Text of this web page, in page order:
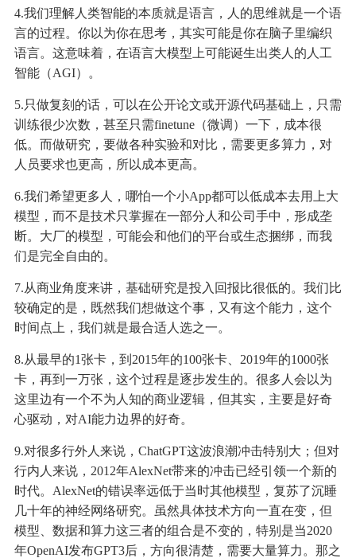
4.我们理解人类智能的本质就是语言，人的思维就是一个语
言的过程。你以为你在思考，其实可能是你在脑子里编织
语言。这意味着，在语言大模型上可能诞生出类人的人工
智能（AGI）。
5.只做复刻的话，可以在公开论文或开源代码基础上，只需
训练很少次数，甚至只需finetune（微调）一下，成本很
低。而做研究，要做各种实验和对比，需要更多算力，对
人员要求也更高，所以成本更高。
6.我们希望更多人，哪怕一个小App都可以低成本去用上大
模型，而不是技术只掌握在一部分人和公司手中，形成垄
断。大厂的模型，可能会和他们的平台或生态捆绑，而我
们是完全自由的。
7.从商业角度来讲，基础研究是投入回报比很低的。我们比
较确定的是，既然我们想做这个事，又有这个能力，这个
时间点上，我们就是最合适人选之一。
8.从最早的1张卡，到2015年的100张卡、2019年的1000张
卡，再到一万张，这个过程是逐步发生的。很多人会以为
这里边有一个不为人知的商业逻辑，但其实，主要是好奇
心驱动，对AI能力边界的好奇。
9.对很多行外人来说，ChatGPT这波浪潮冲击特别大；但对
行内人来说，2012年AlexNet带来的冲击已经引领一个新的
时代。AlexNet的错误率远低于当时其他模型，复苏了沉睡
几十年的神经网络研究。虽然具体技术方向一直在变，但
模型、数据和算力这三者的组合是不变的，特别是当2020
年OpenAI发布GPT3后，方向很清楚，需要大量算力。那之